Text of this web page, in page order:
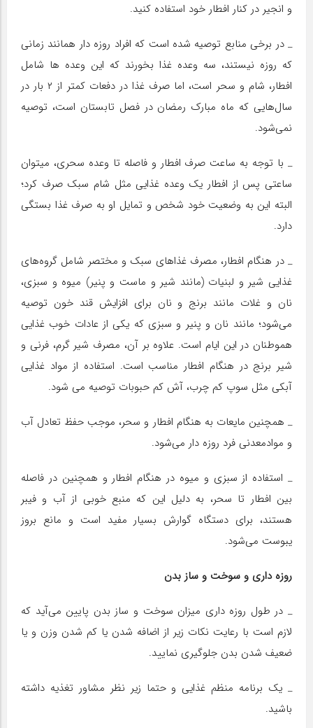
و انجیر در کنار افطار خود استفاده کنید.
_ در برخی منابع توصیه شده است که افراد روزه دار همانند زمانی
که روزه نیستند، سه وعده غذا بخورند که این وعده ها شامل
افطار، شام و سحر است، اما صرف غذا در دفعات کمتر از ۲ بار در
سال‌هایی که ماه مبارک رمضان در فصل تابستان است، توصیه
نمی‌شود.
_ با توجه به ساعت صرف افطار و فاصله تا وعده سحری، میتوان
ساعتی پس از افطار یک وعده غذایی مثل شام سبک صرف کرد؛
البته این به وضعیت خود شخص و تمایل او به صرف غذا بستگی
دارد.
_ در هنگام افطار، مصرف غذاهای سبک و مختصر شامل گروه‌های
غذایی شیر و لبنیات (مانند شیر و ماست و پنیر) میوه و سبزی،
نان و غلات مانند برنج و نان برای افزایش قند خون توصیه
می‌شود؛ مانند نان و پنیر و سبزی که یکی از عادات خوب غذایی
هموطنان در این ایام است. علاوه بر آن، مصرف شیر گرم، فرنی و
شیر برنج در هنگام افطار مناسب است. استفاده از مواد غذایی
آبکی مثل سوپ کم چرب، آش کم حبوبات توصیه می شود.
_ همچنین مایعات به هنگام افطار و سحر، موجب حفظ تعادل آب
و موادمعدنی فرد روزه دار می‌شود.
_ استفاده از سبزی و میوه در هنگام افطار و همچنین در فاصله
بین افطار تا سحر، به دلیل این که منبع خوبی از آب و فیبر
هستند، برای دستگاه گوارش بسیار مفید است و مانع بروز
یبوست می‌شود.
روزه داری و سوخت و ساز بدن
_ در طول روزه داری میزان سوخت و ساز بدن پایین می‌آید که
لازم است با رعایت نکات زیر از اضافه شدن یا کم شدن وزن و یا
ضعیف شدن بدن جلوگیری نمایید.
_ یک برنامه منظم غذایی و حتما زیر نظر مشاور تغذیه داشته
باشید.